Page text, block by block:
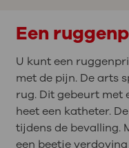
Een
U kunt een
met de pijn. De arts
rug. Dit gebeurt met
heet een katheter.
tijdens de bevalling.
een beetje